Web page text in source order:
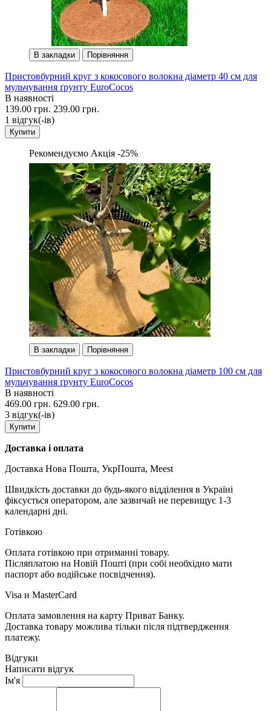
В закладки Порівняння
Пристовбурний круг з кокосового волокна діаметр 40 см для
мульчування ґрунту EuroCocos
В наявності
139.00 грн. 239.00 грн.
1 вiдгук(-iв)
Купити
Рекомендуємо Акція -25%
В закладки Порівняння
Пристовбурний круг з кокосового волокна діаметр 100 см для
мульчування ґрунту EuroCocos
В наявності
469.00 грн. 629.00 грн.
3 вiдгук(-iв)
Купити
Доставка і оплата
Доставка Нова Пошта, УкрПошта, Meest
Швидкість доставки до будь-якого відділення в Україні
фіксується оператором, але зазвичай не перевищує 1-3
календарні дні.
Готівкою
Оплата готівкою при отриманні товару.
Післяплатою на Новій Пошті (при собі необхідно мати
паспорт або водійське посвідчення).
Visa и MasterCard
Оплата замовлення на карту Приват Банку.
Доставка товару можлива тільки після підтвердження
платежу.
Відгуки
Написати відгук
Ім'я